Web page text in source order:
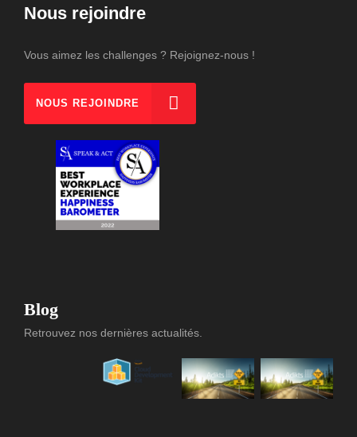
Nous rejoindre
Vous aimez les challenges ? Rejoignez-nous !
NOUS REJOINDRE
Blog
Retrouvez nos dernières actualités.